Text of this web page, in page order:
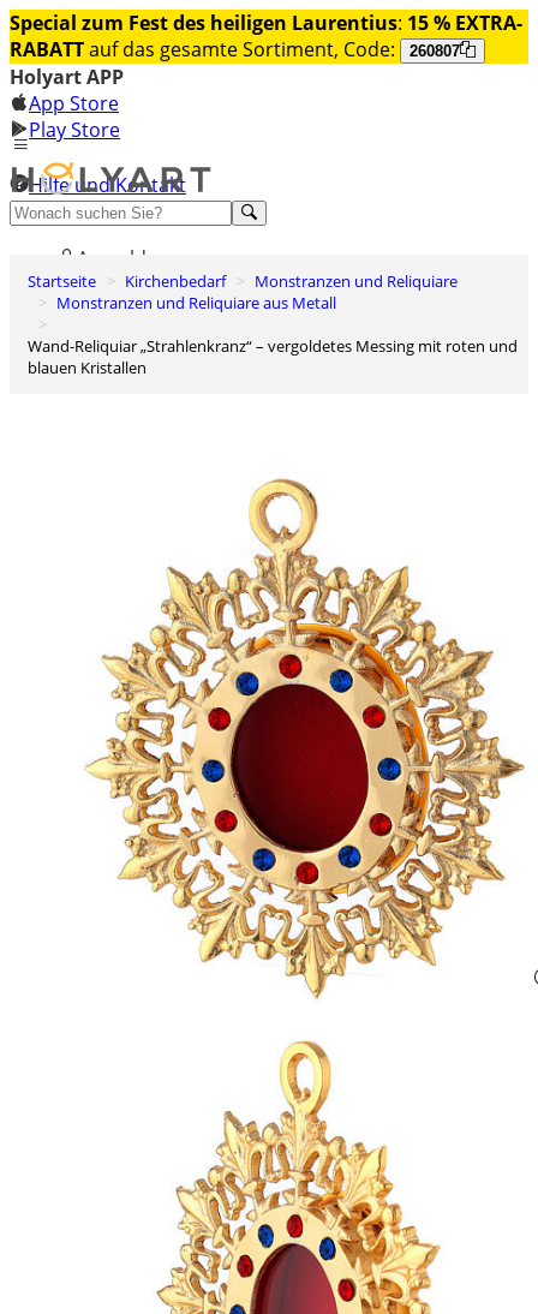
Special zum Fest des heiligen Laurentius: 15 % EXTRA-
RABATTauf das gesamte Sortiment, Code: 260807
Holyart APP
App Store
Play Store
Hilfe und Kontakt
Entdecken Sie Premium
Anmelden
Wunschliste
Warenkorb
Startseite Kirchenbedarf
Monstranzen und Reliquiare
Monstranzen und Reliquiare aus Metall
Wand-Reliquiar „Strahlenkranz“ – vergoldetes Messing mit roten und
blauen Kristallen